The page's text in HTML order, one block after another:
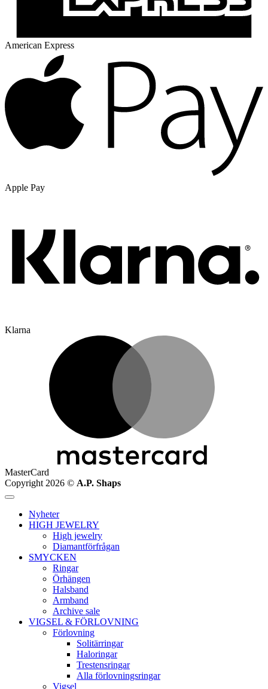
American Express
Apple Pay
Klarna
MasterCard
Copyright 2026 © A.P. Shaps
Nyheter
HIGH JEWELRY
High jewelry
Diamantförfrågan
SMYCKEN
Ringar
Örhängen
Halsband
Armband
Archive sale
VIGSEL & FÖRLOVNING
Förlovning
Solitärringar
Haloringar
Trestensringar
Alla förlovningsringar
Vigsel